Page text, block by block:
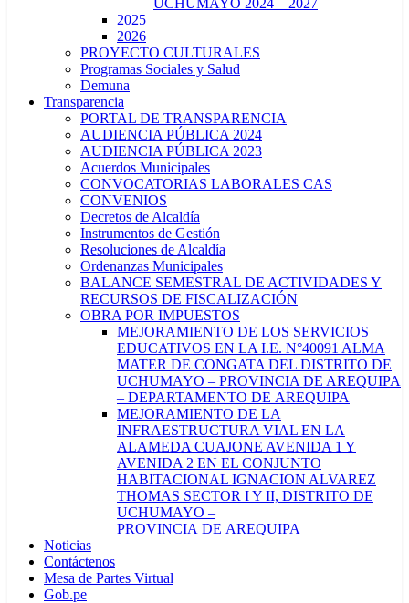
UCHUMAYO 2024 – 2027
2025
2026
PROYECTO CULTURALES
Programas Sociales y Salud
Demuna
Transparencia
PORTAL DE TRANSPARENCIA
AUDIENCIA PÚBLICA 2024
AUDIENCIA PÚBLICA 2023
Acuerdos Municipales
CONVOCATORIAS LABORALES CAS
CONVENIOS
Decretos de Alcaldía
Instrumentos de Gestión
Resoluciones de Alcaldía
Ordenanzas Municipales
BALANCE SEMESTRAL DE ACTIVIDADES Y
RECURSOS DE FISCALIZACIÓN
OBRA POR IMPUESTOS
MEJORAMIENTO DE LOS SERVICIOS
EDUCATIVOS EN LA I.E. N°40091 ALMA
MATER DE CONGATA DEL DISTRITO DE
UCHUMAYO – PROVINCIA DE AREQUIPA
– DEPARTAMENTO DE AREQUIPA
MEJORAMIENTO DE LA
INFRAESTRUCTURA VIAL EN LA
ALAMEDA CUAJONE AVENIDA 1 Y
AVENIDA 2 EN EL CONJUNTO
HABITACIONAL IGNACION ALVAREZ
THOMAS SECTOR I Y II, DISTRITO DE
UCHUMAYO –
PROVINCIA DE AREQUIPA
Noticias
Contáctenos
Mesa de Partes Virtual
Gob.pe